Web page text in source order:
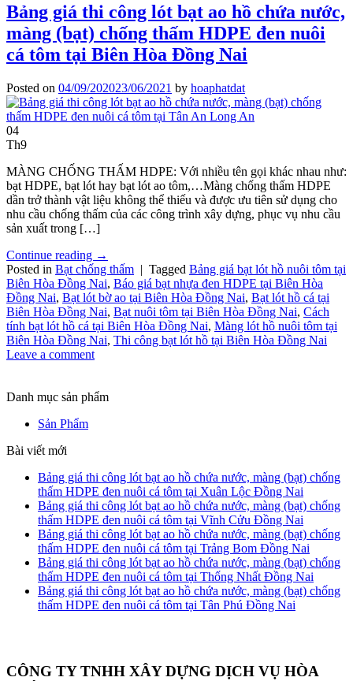
Bảng giá thi công lót bạt ao hồ chứa nước,
màng (bạt) chống thấm HDPE đen nuôi
cá tôm tại Biên Hòa Đồng Nai
Posted on 04/09/202023/06/2021 by hoaphatdat
04
Th9
MÀNG CHỐNG THẤM HDPE: Với nhiều tên gọi khác nhau như:
bạt HDPE, bạt lót hay bạt lót ao tôm,…Màng chống thấm HDPE
dần trở thành vật liệu không thể thiếu và được ưu tiên sử dụng cho
nhu cầu chống thấm của các công trình xây dựng, phục vụ nhu cầu
sản xuất trong […]
Continue reading →
Posted in Bạt chống thấm | Tagged Bảng giá bạt lót hồ nuôi tôm tại
Biên Hòa Đồng Nai, Báo giá bạt nhựa đen HDPE tại Biên Hòa
Đồng Nai, Bạt lót bờ ao tại Biên Hòa Đồng Nai, Bạt lót hồ cá tại
Biên Hòa Đồng Nai, Bạt nuôi tôm tại Biên Hòa Đồng Nai, Cách
tính bạt lót hồ cá tại Biên Hòa Đồng Nai, Màng lót hồ nuôi tôm tại
Biên Hòa Đồng Nai, Thi công bạt lót hồ tại Biên Hòa Đồng Nai
Leave a comment
Danh mục sản phẩm
Sản Phẩm
Bài viết mới
Bảng giá thi công lót bạt ao hồ chứa nước, màng (bạt) chống
thấm HDPE đen nuôi cá tôm tại Xuân Lộc Đồng Nai
Bảng giá thi công lót bạt ao hồ chứa nước, màng (bạt) chống
thấm HDPE đen nuôi cá tôm tại Vĩnh Cửu Đồng Nai
Bảng giá thi công lót bạt ao hồ chứa nước, màng (bạt) chống
thấm HDPE đen nuôi cá tôm tại Trảng Bom Đồng Nai
Bảng giá thi công lót bạt ao hồ chứa nước, màng (bạt) chống
thấm HDPE đen nuôi cá tôm tại Thống Nhất Đồng Nai
Bảng giá thi công lót bạt ao hồ chứa nước, màng (bạt) chống
thấm HDPE đen nuôi cá tôm tại Tân Phú Đồng Nai
CÔNG TY TNHH XÂY DỰNG DỊCH VỤ HÒA